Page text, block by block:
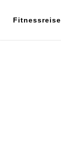
Fitnessreise